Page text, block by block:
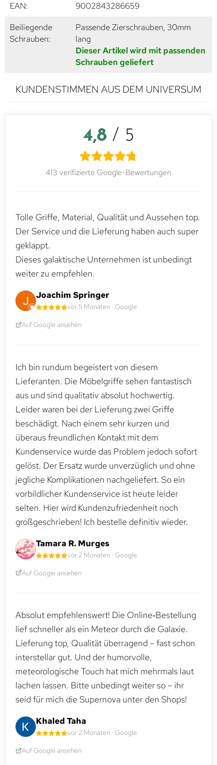
EAN:
9002843286659
Beiliegende
Schrauben:
Passende Zierschrauben, 30mm
lang
Dieser Artikel wird mit passenden
Schrauben geliefert
KUNDENSTIMMEN AUS DEM UNIVERSUM
4,8 / 5
413 verifizierte Google-Bewertungen
Tolle Griffe, Material, Qualität und Aussehen top.
Der Service und die Lieferung haben auch super
geklappt.
Dieses galaktische Unternehmen ist unbedingt
weiter zu empfehlen.
Joachim Springer
vor 5 Monaten · Google
Auf Google ansehen
Ich bin rundum begeistert von diesem
Lieferanten. Die Möbelgriffe sehen fantastisch
aus und sind qualitativ absolut hochwertig.
Leider waren bei der Lieferung zwei Griffe
beschädigt. Nach einem sehr kurzen und
überaus freundlichen Kontakt mit dem
Kundenservice wurde das Problem jedoch sofort
gelöst. Der Ersatz wurde unverzüglich und ohne
jegliche Komplikationen nachgeliefert. So ein
vorbildlicher Kundenservice ist heute leider
selten. Hier wird Kundenzufriedenheit noch
großgeschrieben! Ich bestelle definitiv wieder.
Tamara R. Murges
vor 2 Monaten · Google
Auf Google ansehen
Absolut empfehlenswert! Die Online‑Bestellung
lief schneller als ein Meteor durch die Galaxie.
Lieferung top, Qualität überragend – fast schon
interstellar gut. Und der humorvolle,
meteorologische Touch hat mich mehrmals laut
lachen lassen. Bitte unbedingt weiter so – ihr
seid für mich die Supernova unter den Shops!
Khaled Taha
vor 2 Monaten · Google
Auf Google ansehen